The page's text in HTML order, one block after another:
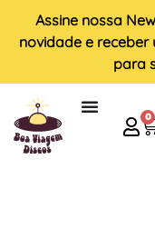
Assine nossa
novidade e receber
para
0